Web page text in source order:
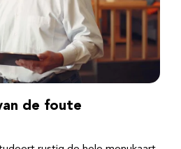
de foute